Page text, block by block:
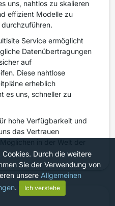
uns, nahtlos zu skalieren
effizient Modelle zu
Service ermöglicht
Datenübertragungen
auf
Diese nahtlose
erheblich
es uns, schneller zu
hohe Verfügbarkeit und
das Vertrauen
Durch die weitere
Sie der Verwendung von
unsere Allgemeinen
. Ich verstehe